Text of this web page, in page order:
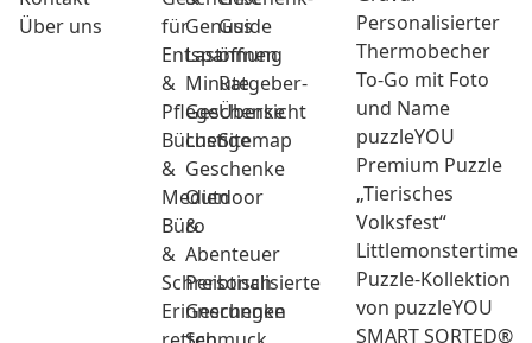
Über uns
für
Entspannung
&
Pflege
Bücher
&
Medien
Büro
&
Schreibtisch
Erinnerungen
Genuss
Last
Minute
Geschenke
Lustige
Geschenke
Outdoor
&
Abenteuer
Personalisierte
Geschenke
Guide
öffnen
Ratgeber-
Übersicht
Sitemap
Personalisierter
Thermobecher
To-Go mit Foto
und Name
puzzleYOU
Premium Puzzle
„Tierisches
Volksfest“
Littlemonstertime
Puzzle-Kollektion
von puzzleYOU
SMART SORTED®